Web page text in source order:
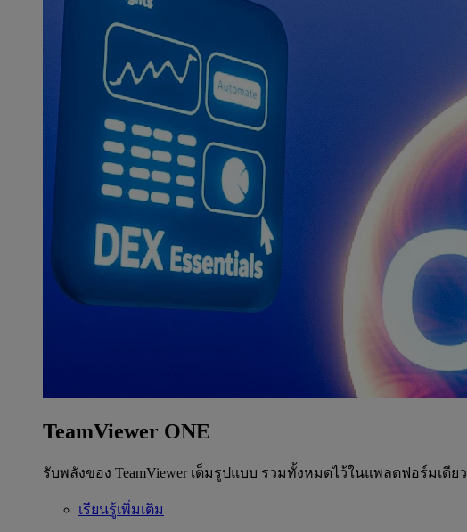
TeamViewer ONE
รับพลังของ TeamViewer เต็มรูปแบบ รวมทั้งหมดไว้ในแพลตฟอร์มเดียว
เรียนรู้เพิ่มเติม